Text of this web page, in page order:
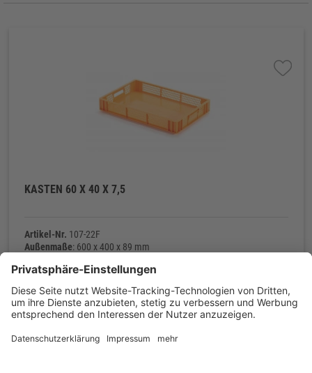
KASTEN 60 X 40 X 7,5
Artikel-Nr. 107-22F
Außenmaße: 600 x 400 x 89 mm
Material: Polyethylen (PE-HD) / lebensmittelecht
Eigengewicht
: 1200 g